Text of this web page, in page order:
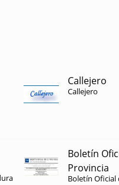
Callejero
Callejero
Boletín
Provincia
Boletín Oficial